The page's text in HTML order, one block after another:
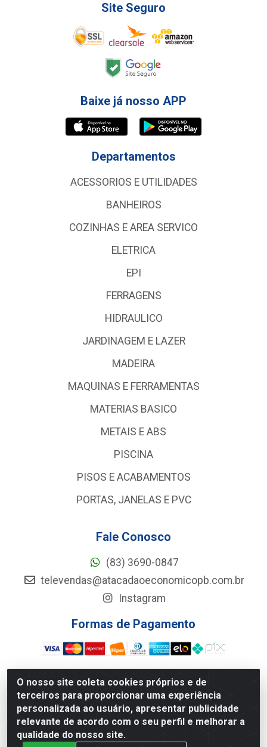
O nosso site coleta cookies próprios e de
terceiros para proporcionar uma experiência
personalizada ao usuário, apresentar publicidade
relevante de acordo com o seu perfil e melhorar a
qualidade do nosso site.
Site Seguro
Baixe já nosso APP
Departamentos
ACESSORIOS E UTILIDADES
BANHEIROS
COZINHAS E AREA SERVICO
ELETRICA
EPI
FERRAGENS
HIDRAULICO
JARDINAGEM E LAZER
MADEIRA
MAQUINAS E FERRAMENTAS
MATERIAS BASICO
METAIS E ABS
PISCINA
PISOS E ACABAMENTOS
PORTAS, JANELAS E PVC
Fale Conosco
(83) 3690-0847
televendas@atacadaoeconomicopb.com.br
Instagram
Formas de Pagamento
Atacadão Econômico - Rua Jose Ferreira De Lima, 127 -
GALPÃO 102 - Jardim Veneza, João Pessoa/PB - CEP
58.084-102 - CNPJ 34.961.047/0001-33